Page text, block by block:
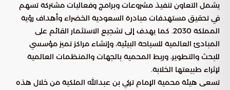
يشمل التعاون تنفيذ مشروعات وبرامج وفعاليات مشتركة تسهم
في تحقيق مستهدفات مبادرة السعودية الخضراء وأهداف رؤية
المملكة 2030. كما يهدف إلى تشجيع الاستثمار القائم على
المبادئ العالمية للسياحة البيئية، وإنشاء مراكز تميز مؤسسي
للبحث والتطوير، وربط المحمية بالجهات والمنظمات العالمية
لإثراء طبيعتها الخلابة.
تسعى هيئة محمية الإمام تركي بن عبدالله الملكية من خلال هذه